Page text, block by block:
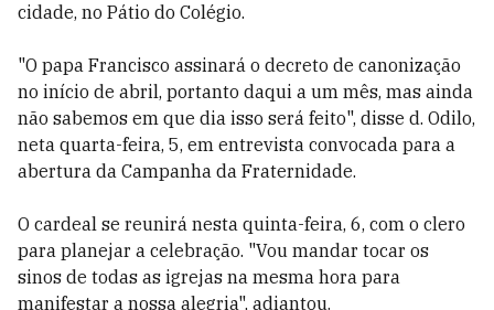
cidade, no Pátio do Colégio.
"O papa Francisco assinará o decreto de canonização
no início de abril, portanto daqui a um mês, mas ainda
não sabemos em que dia isso será feito", disse d. Odilo,
neta quarta-feira, 5, em entrevista convocada para a
abertura da Campanha da Fraternidade.
O cardeal se reunirá nesta quinta-feira, 6, com o clero
para planejar a celebração. "Vou mandar tocar os
sinos de todas as igrejas na mesma hora para
manifestar a nossa alegria", adiantou.